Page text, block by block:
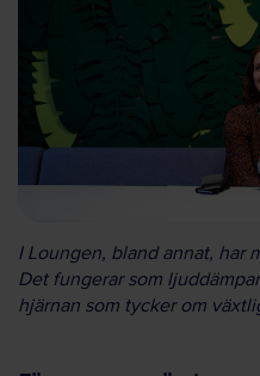
I Loungen, bland annat, har
Det fungerar som
hjärnan som tycker om